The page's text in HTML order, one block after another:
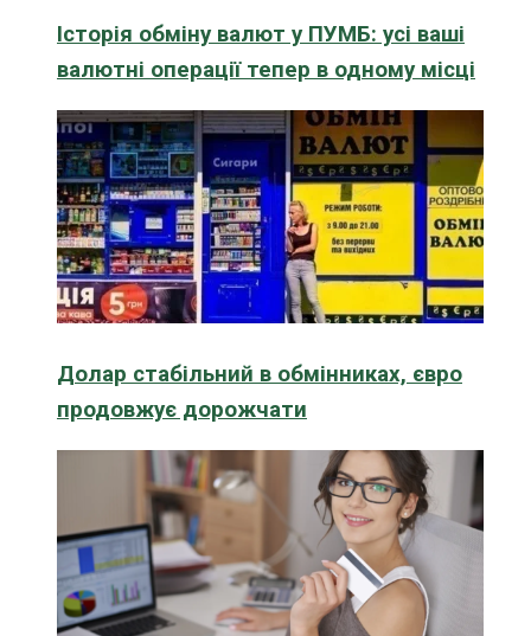
Історія обміну валют у ПУМБ: усі ваші
валютні операції тепер в одному місці
Долар стабільний в обмінниках, євро
продовжує дорожчати